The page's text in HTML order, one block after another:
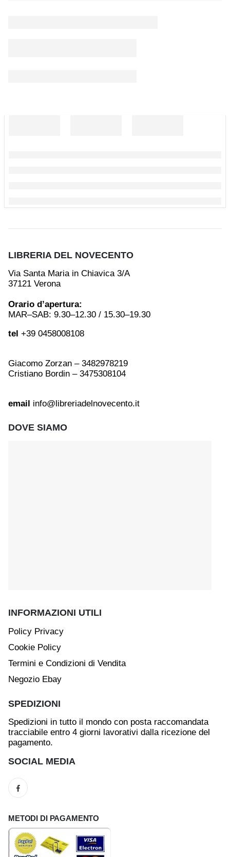
LIBRERIA DEL NOVECENTO
Via Santa Maria in Chiavica 3/A
37121 Verona
Orario d’apertura:
MAR–SAB: 9.30–12.30 / 15.30–19.30
tel +39 0458008108
Giacomo Zorzan – 3482978219
Cristiano Bordin – 3475308104
email info@libreriadelnovecento.it
DOVE SIAMO
INFORMAZIONI UTILI
Policy Privacy
Cookie Policy
Termini e Condizioni di Vendita
Negozio Ebay
SPEDIZIONI
Spedizioni in tutto il mondo con posta raccomandata
tracciabile entro 4 giorni lavorativi dalla ricezione del
pagamento.
SOCIAL MEDIA
METODI DI PAGAMENTO